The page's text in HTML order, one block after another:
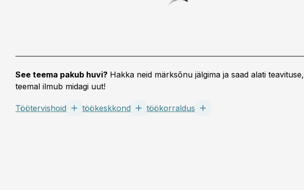
See teema pakub huvi? Hakka neid märksõnu jälgima ja saad alati
teemal ilmub midagi uut!
Töötervishoid töökeskkond töökorraldus